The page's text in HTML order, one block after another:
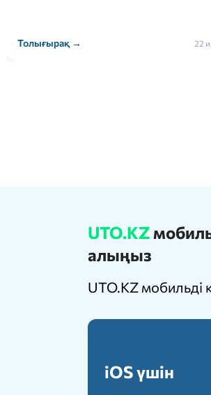
Толығырақ →
21
UTO.KZ
алыңыз
UTO.KZ
iOS үшін